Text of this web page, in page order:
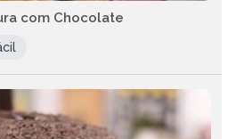
com Chocolate